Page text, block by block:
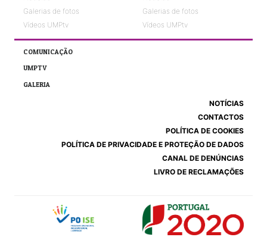
Galerias de fotos
Vídeos UMPtv
Galerias de fotos
Vídeos UMPtv
COMUNICAÇÃO
UMPTV
GALERIA
NOTÍCIAS
CONTACTOS
POLÍTICA DE COOKIES
POLÍTICA DE PRIVACIDADE E PROTEÇÃO DE DADOS
CANAL DE DENÚNCIAS
LIVRO DE RECLAMAÇÕES